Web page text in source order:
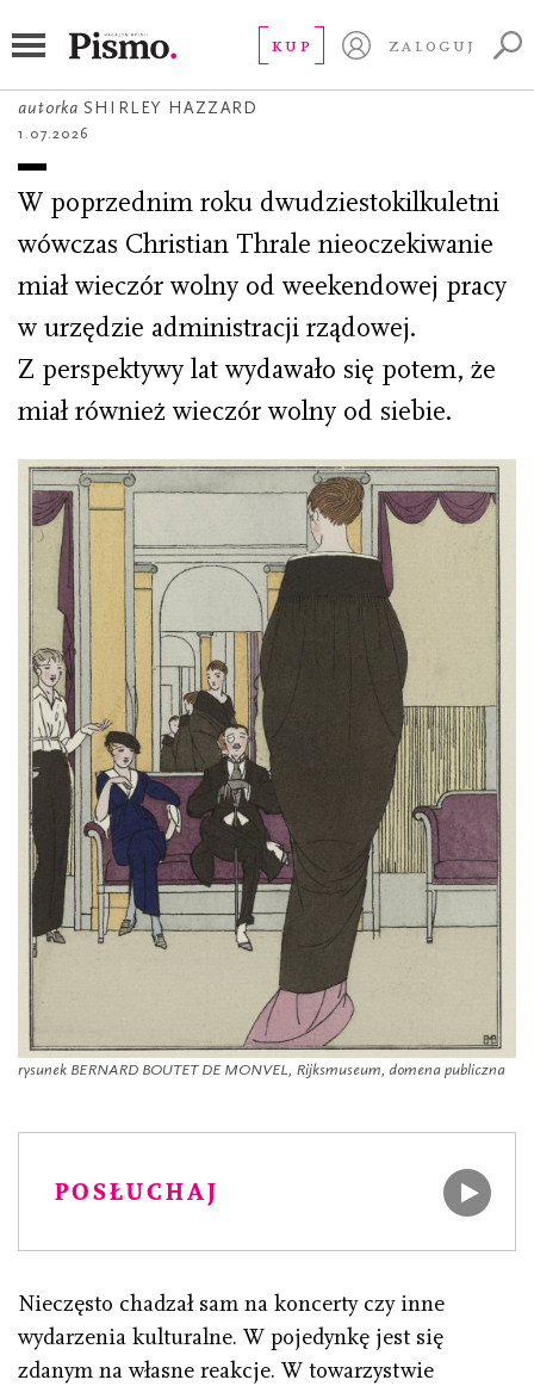
KUP ZALOGUJ
Przejście Wenus
autorka SHIRLEY HAZZARD
1.07.2026
W poprzednim roku dwudziestokilkuletni
wówczas Christian Thrale nieoczekiwanie
miał wieczór wolny od weekendowej pracy
w urzędzie administracji rządowej.
Z perspektywy lat wydawało się potem, że
miał również wieczór wolny od siebie.
rysunek BERNARD BOUTET DE MONVEL, Rijksmuseum, domena publiczna
POSŁUCHAJ
Nieczęsto chadzał sam na koncerty czy inne
wydarzenia kulturalne. W pojedynkę jest się
zdanym na własne reakcje. W towarzystwie